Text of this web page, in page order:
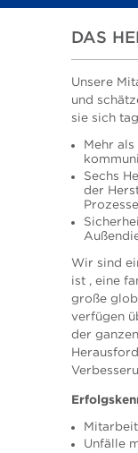
DAS
Unsere
und
sie sich
Mehr
Sechs
der
Prozesse
Wir sind
ist , eine
große
verfügen
der
Unfälle